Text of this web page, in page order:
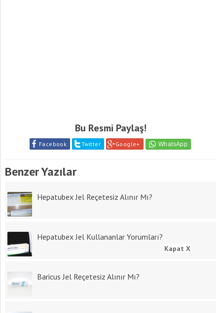
Bu Resmi Paylaş!
Facebook Twitter Google+
Benzer Yazılar
Hepatubex Jel Reçetesiz Alınır Mı?
Hepatubex Jel Kullananlar Yorumları?
Baricus Jel Reçetesiz Alınır Mı?
Kapat X